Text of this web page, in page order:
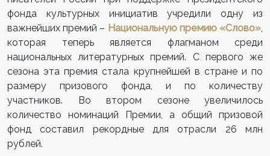
фонда культурных инициатив учредили одну из
важнейших премий – Национальную премию «Слово»
которая теперь является флагманом среди
национальных литературных премий. С первого же
сезона эта премия стала крупнейшей в стране и по
размеру призового фонда, и по количеству
участников. Во втором сезоне увеличилось
количество номинаций Премии, а общий призовой
фонд составил рекордные для отрасли 26 млн
рублей.